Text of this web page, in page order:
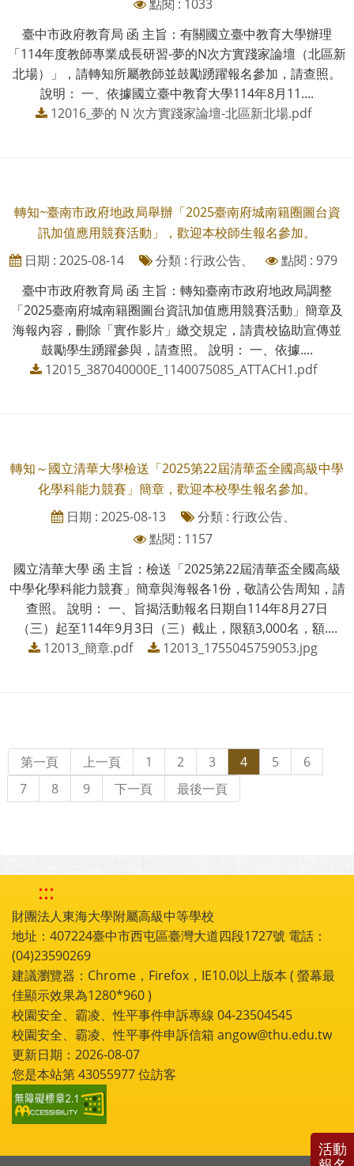
點閱 : 1033
臺中市政府教育局 函 主旨：有關國立臺中教育大學辦理
「114年度教師專業成長研習-夢的N次方實踐家論壇（北區新
北場）」，請轉知所屬教師並鼓勵踴躍報名參加，請查照。
說明： 一、依據國立臺中教育大學114年8月11....
12016_夢的 N 次方實踐家論壇-北區新北場.pdf
轉知~臺南市政府地政局舉辦「2025臺南府城南籍圈圖台資
訊加值應用競賽活動」，歡迎本校師生報名參加。
日期 : 2025-08-14
分類 : 行政公告、
點閱 : 979
臺中市政府教育局 函 主旨：轉知臺南市政府地政局調整
「2025臺南府城南籍圈圖台資訊加值應用競賽活動」簡章及
海報內容，刪除「實作影片」繳交規定，請貴校協助宣傳並
鼓勵學生踴躍參與，請查照。 說明： 一、依據....
12015_387040000E_1140075085_ATTACH1.pdf
轉知～國立清華大學檢送「2025第22屆清華盃全國高級中學
化學科能力競賽」簡章，歡迎本校學生報名參加。
日期 : 2025-08-13
分類 : 行政公告、
點閱 : 1157
國立清華大學 函 主旨：檢送「2025第22屆清華盃全國高級
中學化學科能力競賽」簡章與海報各1份，敬請公告周知，請
查照。 說明： 一、旨揭活動報名日期自114年8月27日
（三）起至114年9月3日（三）截止，限額3,000名，額....
12013_簡章.pdf
12013_1755045759053.jpg
第一頁 上一頁 1 2 3 4 5
6
7
8 9 下一頁 最後一頁
:::
財團法人東海大學附屬高級中等學校
地址：407224臺中市西屯區臺灣大道四段1727號 電話：
(04)23590269
建議瀏覽器：Chrome，Firefox，IE10.0以上版本 ( 螢幕最
佳顯示效果為1280*960 )
校園安全、霸凌、性平事件申訴專線 04-23504545
校園安全、霸凌、性平事件申訴信箱 angow@thu.edu.tw
更新日期：2026-08-07
您是本站第43055977位訪客
活動